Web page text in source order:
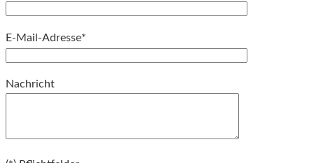
E-Mail-Adresse*
Nachricht